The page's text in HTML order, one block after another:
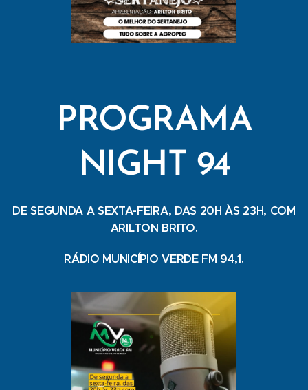
PROGRAMA
NIGHT 94
DE SEGUNDA A SEXTA-FEIRA, DAS 20H ÀS 23H, COM
ARILTON BRITO.
RÁDIO MUNICÍPIO VERDE FM 94,1.